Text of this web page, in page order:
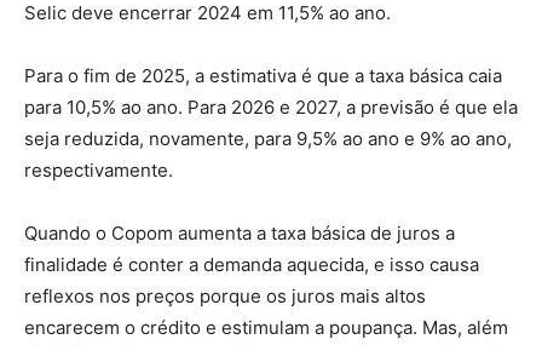
Selic deve encerrar 2024 em 11,5% ao ano.
Para o fim de 2025, a estimativa é que a taxa básica caia
para 10,5% ao ano. Para 2026 e 2027, a previsão é que ela
seja reduzida, novamente, para 9,5% ao ano e 9% ao ano,
respectivamente.
Quando o Copom aumenta a taxa básica de juros a
finalidade é conter a demanda aquecida, e isso causa
reflexos nos preços porque os juros mais altos
encarecem o crédito e estimulam a poupança. Mas, além